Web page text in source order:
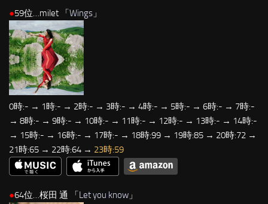
●59位…milet 「Wings 」
0時:- → 1時:- → 2時:- → 3時:- → 4時:- → 5時:- → 6時:- → 7時:-
→ 8時:- → 9時:- → 10時:- → 11時:- → 12時:- → 13時:- → 14時:-
→ 15時:- → 16時:- → 17時:- → 18時:99 → 19時:85 → 20時:72 →
21時:65 → 22時:64 → 23時:59
●64位…桜田 通 「Let you know 」